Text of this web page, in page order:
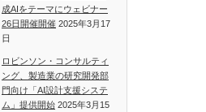
成AIをテーマにウェビナー
26日開催開催 2025年3月17
日
ロビンソン・コンサルティ
ング、製造業の研究開発部
門向け「AI設計支援システ
ム」提供開始 2025年3月15